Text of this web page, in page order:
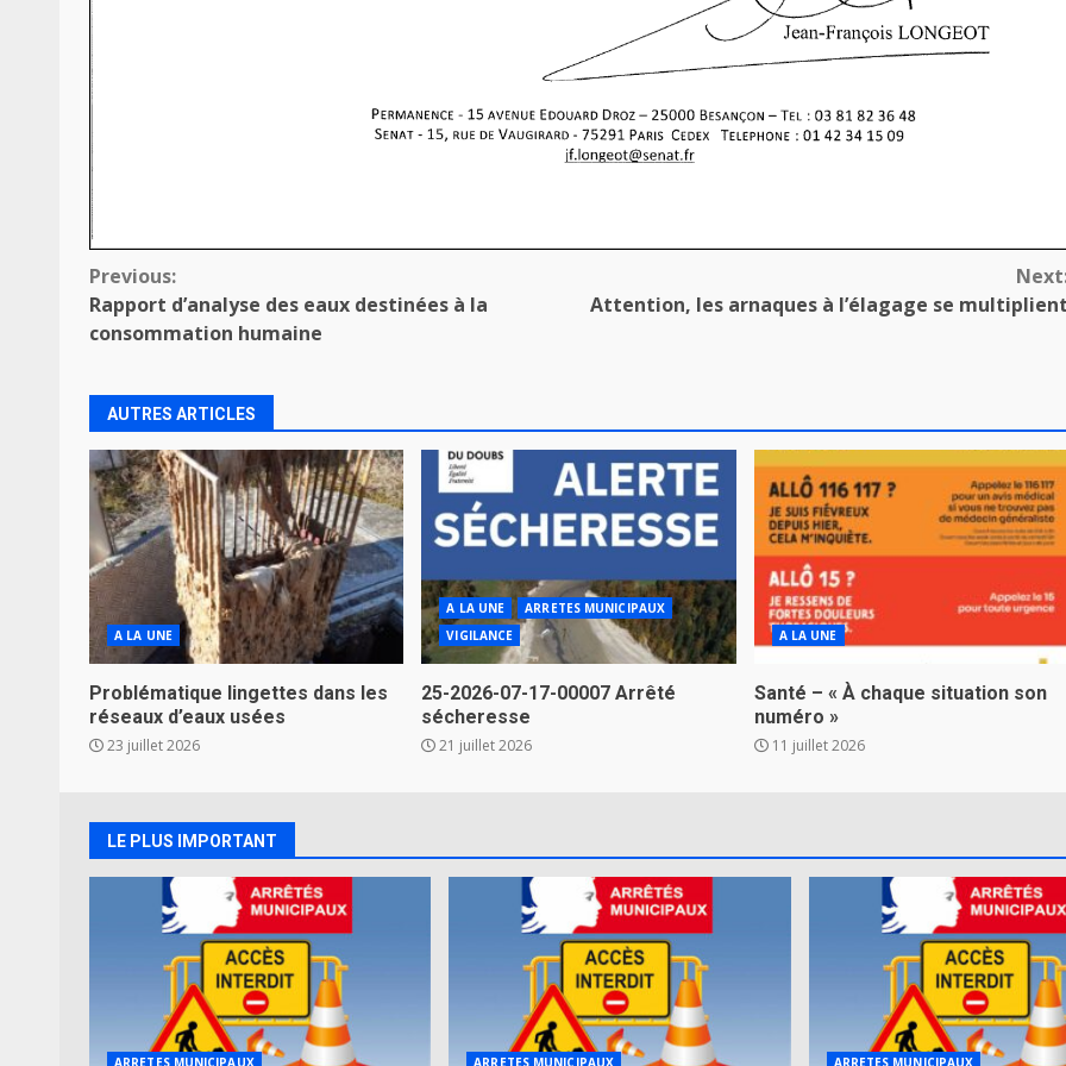
Continue
Reading
Previous:
Rapport d’analyse des eaux destinées à la
consommation humaine
Attention, les arnaques à l’élagage se
AUTRES ARTICLES
A LA UNE
Problématique lingettes dans les
réseaux d’eaux usées
23 juillet 2026
A LA UNE
ARRETES MUNICIPAUX
VIGILANCE
25-2026-07-17-00007 Arrêté
sécheresse
21 juillet 2026
A LA UNE
Santé – « À chaque situation son
numéro »
11 juillet 2026
LE PLUS IMPORTANT
ARRETES MUNICIPAUX ARRETES MUNICIPAUX ARRETES MUNICIPAUX